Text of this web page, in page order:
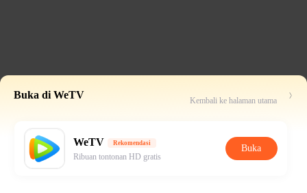
Buka di WeTV Kembali ke halaman utama
WeTV Rekomendasi
Ribuan tontonan HD gratis
Buka